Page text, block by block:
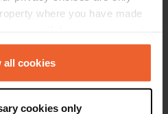
where you have made
or by clicking on
all cookies
cookies only
car sont de simples
sans installations - centre